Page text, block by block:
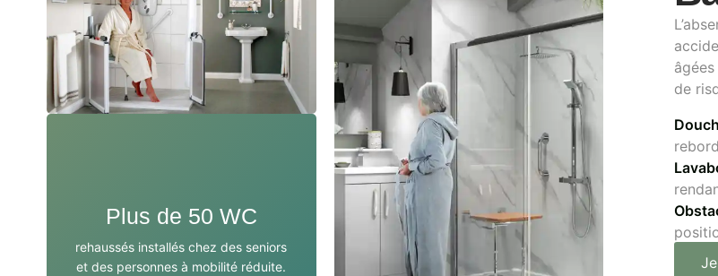
Plus de 50 WC
rehaussés installés chez des seniors
et des personnes à mobilité réduite.
de